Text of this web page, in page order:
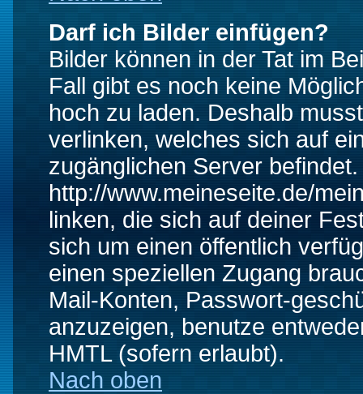
Darf ich Bilder einfügen?
Bilder können in der Tat im
Fall gibt es noch keine
hoch zu laden. Deshalb
verlinken, welches sich auf
zugänglichen Server
http://www.meineseite.de/
linken, die sich auf deiner
sich um einen öffentlich
einen speziellen Zugang
Mail-Konten, Passwort-
anzuzeigen, benutze
HMTL (sofern erlaubt).
Nach oben